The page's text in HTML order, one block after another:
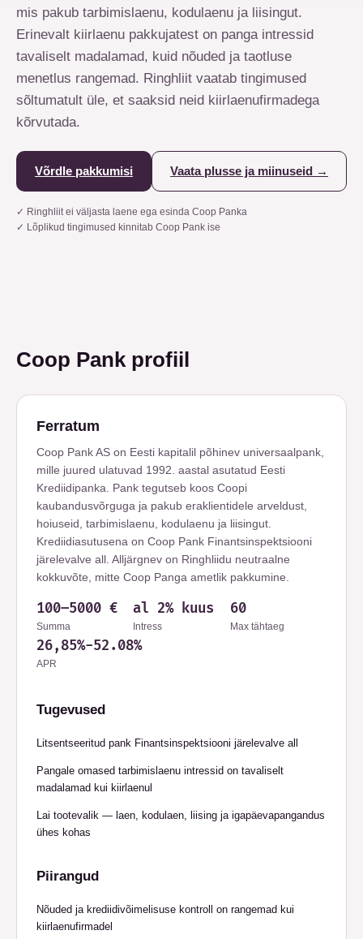
mis pakub tarbimislaenu, kodulaenu ja liisingut.
Erinevalt kiirlaenu pakkujatest on panga intressid
tavaliselt madalamad, kuid nõuded ja taotluse
menetlus rangemad. Ringhliit vaatab tingimused
sõltumatult üle, et saaksid neid kiirlaenufirmadega
kõrvutada.
Võrdle pakkumisi Vaata plusse ja miinuseid →
✓ Ringhliit ei väljasta laene ega esinda Coop Panka
✓ Lõplikud tingimused kinnitab Coop Pank ise
Coop Pank profiil
Ferratum
Coop Pank AS on Eesti kapitalil põhinev universaalpank,
mille juured ulatuvad 1992. aastal asutatud Eesti
Krediidipanka. Pank tegutseb koos Coopi
kaubandusvõrguga ja pakub eraklientidele arveldust,
hoiuseid, tarbimislaenu, kodulaenu ja liisingut.
Krediidiasutusena on Coop Pank Finantsinspektsiooni
järelevalve all. Alljärgnev on Ringhliidu neutraalne
kokkuvõte, mitte Coop Panga ametlik pakkumine.
100–5000 €
Summa
al 2% kuus
Intress
60
Max tähtaeg
26,85%-52.08%
APR
Tugevused
Litsentseeritud pank Finantsinspektsiooni järelevalve all
Pangale omased tarbimislaenu intressid on tavaliselt
madalamad kui kiirlaenul
Lai tootevalik — laen, kodulaen, liising ja igapäevapangandus
ühes kohas
Piirangud
Nõuded ja krediidivõimelisuse kontroll on rangemad kui
kiirlaenufirmadel